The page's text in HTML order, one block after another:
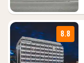
8.8